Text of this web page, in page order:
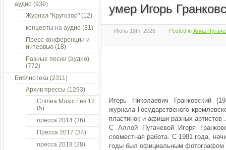
умер Игорь
Июнь 18th, 2026 Posted in Алла
Игорь Николаевич Гранковский
журнала Государственого
пластинок и афиши разных артистов .
С Аллой Пугачевой Игоря
совместная работа. С 1981 года,
годы был официальным фотографом
аудио (939)
Журнал "Кругозор" (12)
концерты на аудио (31)
Пресс-конференции и
интервью (18)
Разные песни (аудио)
(772)
Библиотека (2311)
Архив прессы (1293)
Crimea Music Fes 12
(5)
пресса 2014 (36)
Пресса 2017 (34)
пресса 2018 (28)